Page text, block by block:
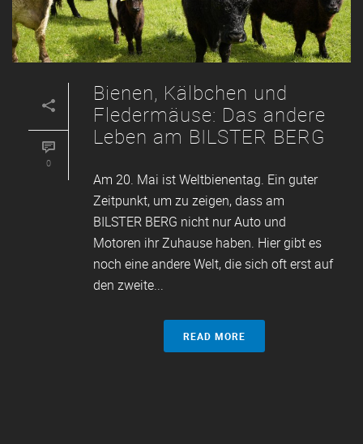
0
Bienen, Kälbchen und
Fledermäuse: Das andere
Leben am BILSTER BERG
Am 20. Mai ist Weltbienentag. Ein guter
Zeitpunkt, um zu zeigen, dass am
BILSTER BERG nicht nur Auto und
Motoren ihr Zuhause haben. Hier gibt es
noch eine andere Welt, die sich oft erst auf
den zweite...
READ MORE